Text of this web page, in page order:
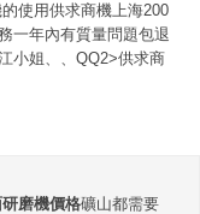
使用供求商機上海200
一年內有質量問題包退
小姐、、QQ2>供求商
磨機價格礦山都需要